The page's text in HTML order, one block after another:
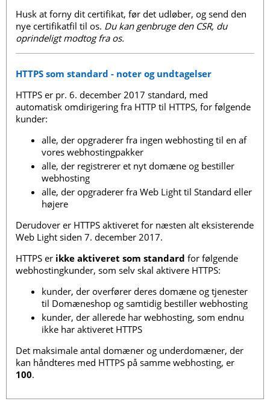
Husk at forny dit certifikat, før det udløber, og send den
nye certifikatfil til os. Du kan genbruge den CSR, du
oprindeligt modtog fra os.
HTTPS som standard - noter og undtagelser
HTTPS er pr. 6. december 2017 standard, med
automatisk omdirigering fra HTTP til HTTPS, for følgende
kunder:
alle, der opgraderer fra ingen webhosting til en af ​​
vores webhostingpakker
alle, der registrerer et nyt domæne og bestiller
webhosting
alle, der opgraderer fra Web Light til Standard eller
højere
Derudover er HTTPS aktiveret for næsten alt eksisterende
Web Light siden 7. december 2017.
HTTPS er ikke aktiveret som standard for følgende
webhostingkunder, som selv skal aktivere HTTPS:
kunder, der overfører deres domæne og tjenester
til Domæneshop og samtidig bestiller webhosting
kunder, der allerede har webhosting, som endnu
ikke har aktiveret HTTPS
Det maksimale antal domæner og underdomæner, der
kan håndteres med HTTPS på samme webhosting, er
100.